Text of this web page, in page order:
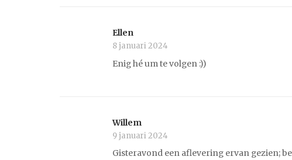
Ellen
8 januari 2024
Enig hé um te volgen :))
Willem
9 januari 2024
Gisteravond een aflevering ervan gezien;